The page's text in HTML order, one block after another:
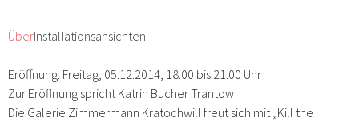
ÜberInstallationsansichten
Eröffnung: Freitag, 05.12.2014, 18.00 bis 21.00 Uhr
Zur Eröffnung spricht Katrin Bucher Trantow
Die Galerie Zimmermann Kratochwill freut sich mit „Kill the